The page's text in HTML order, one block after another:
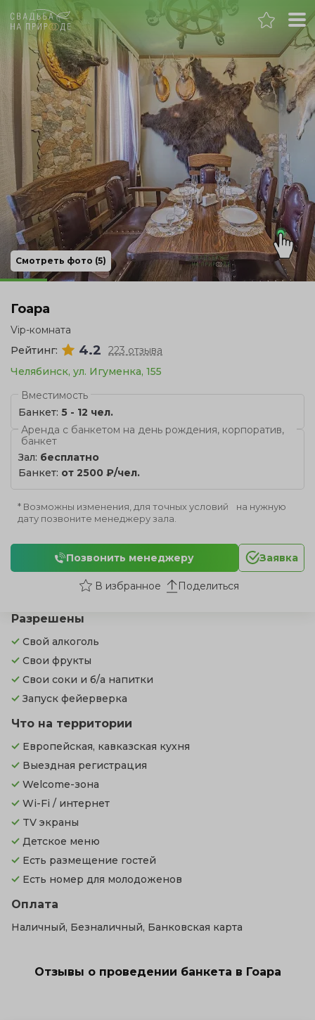
Челябинск
Банкет
Свадьба
День рождения
Выпускной
Корпоратив
Смотреть фото (5)
Разрешены
Свой алкоголь
Свои фрукты
Свои соки и б/а напитки
Запуск фейерверка
Что на территории
Европейская, кавказская кухня
Выездная регистрация
Welcome-зона
Wi-Fi / интернет
TV экраны
Детское меню
Есть размещение гостей
Есть номер для молодоженов
Оплата
Наличный, Безналичный, Банковская карта
Отзывы о проведении банкета в Гоара
Гоара
Vip-комната
Рейтинг:
4.2
223 отзыва
Челябинск, ул. Игуменка, 155
Вместимость
Банкет: 5 - 12 чел.
Аренда с банкетом на день рождения, корпоратив,
банкет
Зал: бесплатно
Банкет: от 2500 ₽/чел.
* Возможны изменения, для точных условий на нужную
дату позвоните менеджеру зала.
Позвонить менеджеру Заявка
Поделиться